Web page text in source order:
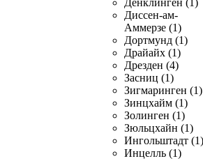
Денклинген (1)
Диссен-ам-
Аммерзе (1)
Дортмунд (1)
Драйайх (1)
Дрезден (4)
Засниц (1)
Зигмаринген (1)
Зинцхайм (1)
Золинген (1)
Зюльцхайн (1)
Ингольштадт (1)
Инцелль (1)